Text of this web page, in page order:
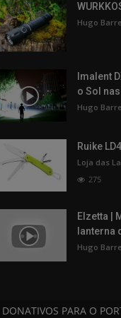
Hugo
Imalent
o Sol
Hugo
Ruike
Loja das
275
Elzetta |
lanterna
Hugo
DONATIVOS PARA O